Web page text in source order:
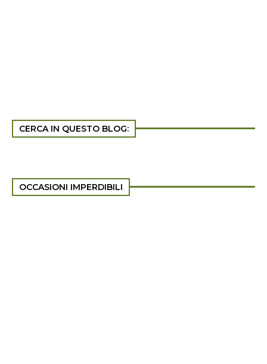
CERCA IN QUESTO BLOG:
OCCASIONI IMPERDIBILI